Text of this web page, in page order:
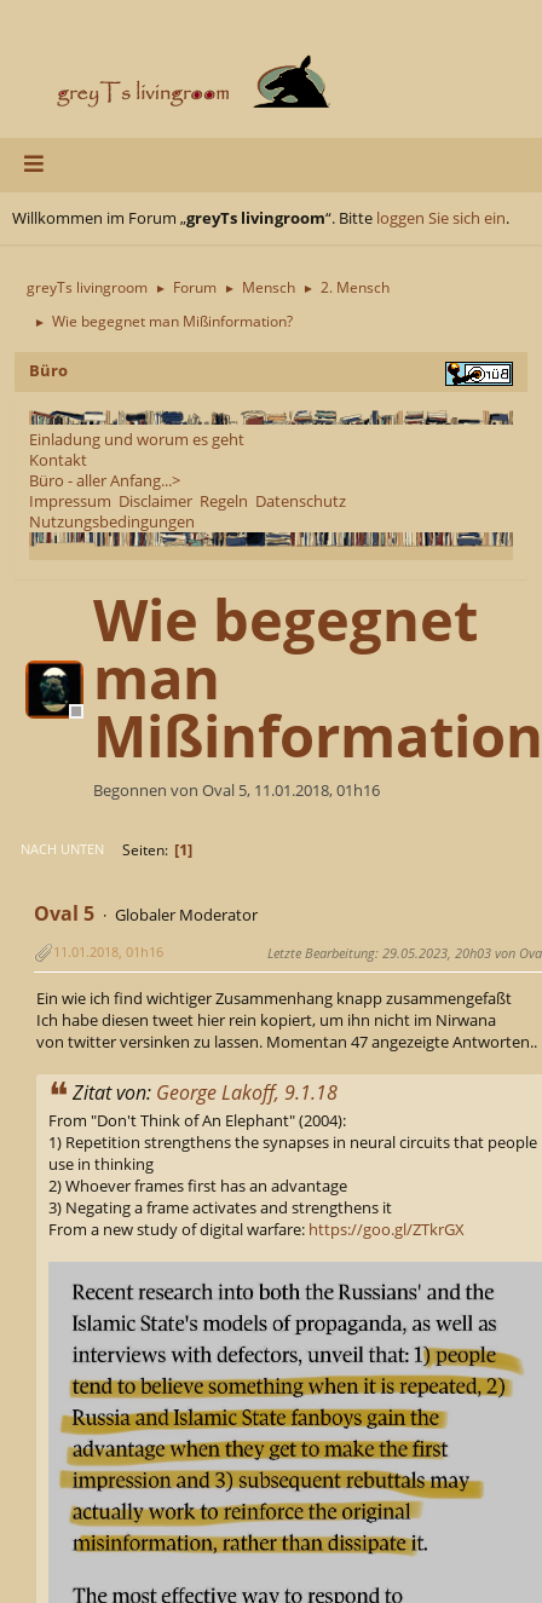
Willkommen im Forum „greyTs livingroom“. Bitte loggen Sie sich ein.
greyTs livingroom ► Forum ► Mensch ► 2. Mensch
► Wie begegnet man Mißinformation?
Büro
Einladung und worum es geht
Kontakt
Büro - aller Anfang...>
Impressum Disclaimer Regeln Datenschutz
Nutzungsbedingungen
Wie begegnet
man
Begonnen von Oval 5, 11.01.2018, 01h16
NACH UNTEN Seiten 1
Oval 5 Globaler Moderator
11.01.2018, 01h16 Letzte Bearbeitung: 29.05.2023, 20h03 von
Ein wie ich find wichtiger Zusammenhang knapp zusammengefaßt
Ich habe diesen tweet hier rein kopiert, um ihn nicht im Nirwana
von twitter versinken zu lassen. Momentan 47 angezeigte Antworten..
Zitat von: George Lakoff, 9.1.18
From "Don't Think of An Elephant" (2004):
1) Repetition strengthens the synapses in neural circuits that people
use in thinking
2) Whoever frames first has an advantage
3) Negating a frame activates and strengthens it
From a new study of digital warfare: https://goo.gl/ZTkrGX